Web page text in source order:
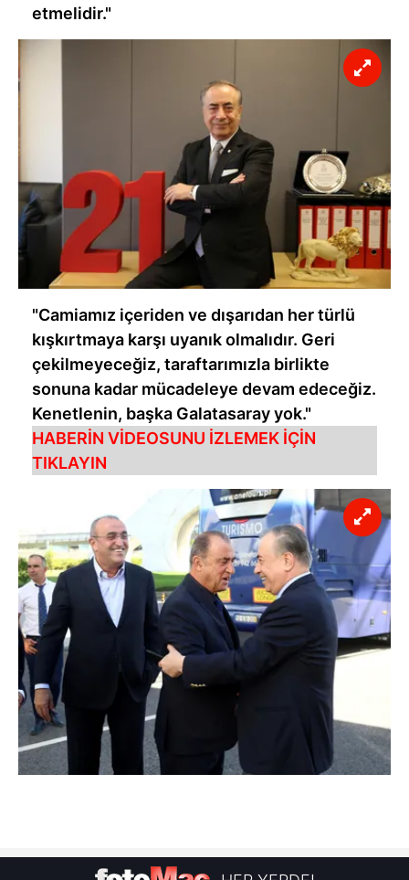
etmelidir."
"Camiamız içeriden ve dışarıdan her türlü
kışkırtmaya karşı uyanık olmalıdır. Geri
çekilmeyeceğiz, taraftarımızla birlikte
sonuna kadar mücadeleye devam edeceğiz.
Kenetlenin, başka Galatasaray yok."
HABERİN VİDEOSUNU İZLEMEK İÇİN
TIKLAYIN